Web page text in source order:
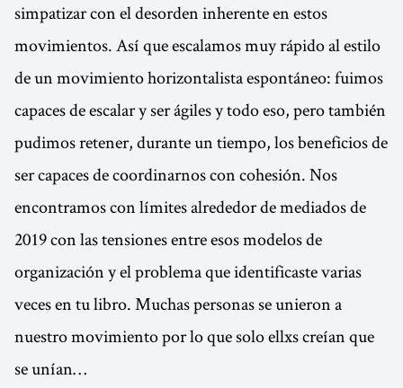
simpatizar con el desorden inherente en estos
movimientos. Así que escalamos muy rápido al estilo
de un movimiento horizontalista espontáneo: fuimos
capaces de escalar y ser ágiles y todo eso, pero también
pudimos retener, durante un tiempo, los beneficios de
ser capaces de coordinarnos con cohesión. Nos
encontramos con límites alrededor de mediados de
2019 con las tensiones entre esos modelos de
organización y el problema que identificaste varias
veces en tu libro. Muchas personas se unieron a
nuestro movimiento por lo que solo ellxs creían que
se unían…